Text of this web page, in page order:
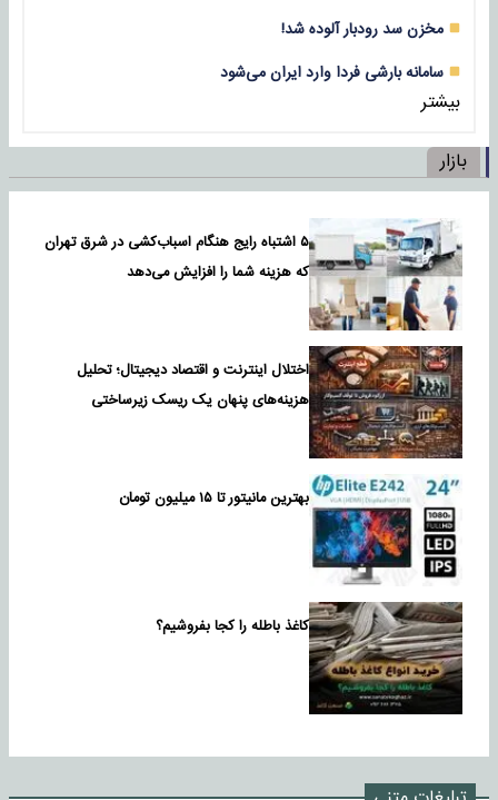
مخزن سد رودبار آلوده شد!
سامانه بارشی فردا وارد ایران می‌شود
بیشتر
بازار
۵ اشتباه رایج هنگام اسباب‌کشی در شرق تهران
که هزینه شما را افزایش می‌دهد
اختلال اینترنت و اقتصاد دیجیتال؛ تحلیل
هزینه‌های پنهان یک ریسک زیرساختی
بهترین مانیتور تا ۱۵ میلیون تومان
کاغذ باطله را کجا بفروشیم؟